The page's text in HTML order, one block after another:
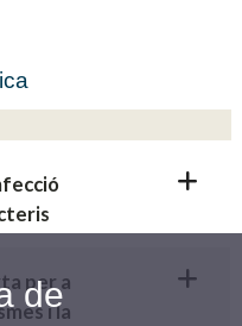
per a
i la
de